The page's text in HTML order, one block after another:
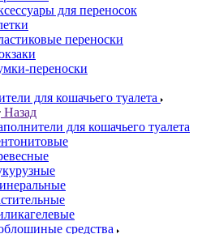
для переносок
переноски
переноски
для кошачьего туалета
Назад
для кошачьего туалета
средства